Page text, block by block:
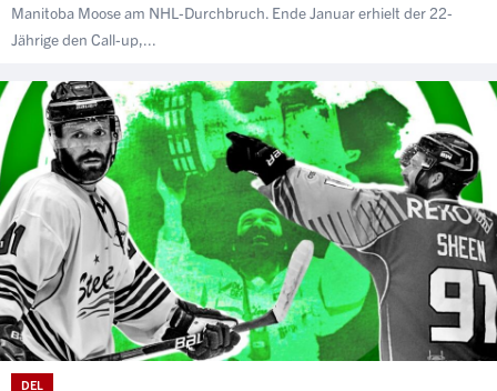
Manitoba Moose am NHL-Durchbruch. Ende Januar erhielt der 22-
Jährige den Call-up,...
DEL